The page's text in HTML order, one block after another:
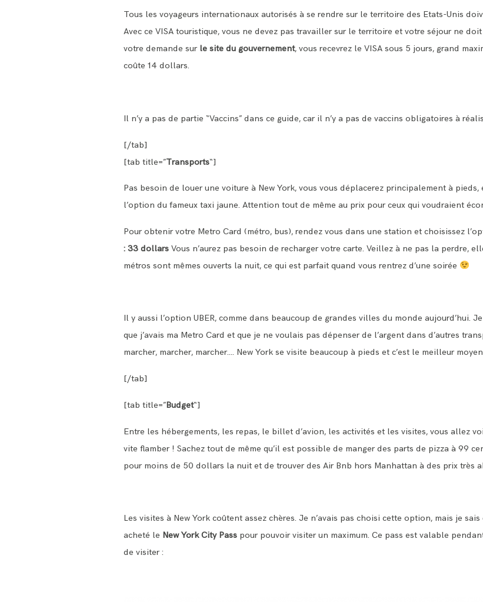
Tous les voyageurs internationaux autorisés à se rendre sur le territoire des Etats-Unis
Avec ce VISA touristique, vous ne devez pas travailler sur le territoire et votre séjour ne
votre demande sur le site du gouvernement, vous recevrez le VISA sous 5 jours, grand
coûte 14 dollars.
Il n’y a pas de partie “Vaccins” dans ce guide, car il n’y a pas de vaccins obligatoires à
[/tab]
[tab title=”Transports“]
Pas besoin de louer une voiture à New York, vous vous déplacerez principalement à
l’option du fameux taxi jaune. Attention tout de même au prix pour ceux qui voudraient
Pour obtenir votre Metro Card (métro, bus), rendez vous dans une station et choisissez
: 33 dollars Vous n’aurez pas besoin de recharger votre carte. Veillez à ne pas la perdre,
métros sont mêmes ouverts la nuit, ce qui est parfait quand vous rentrez d’une soirée
Il y aussi l’option UBER, comme dans beaucoup de grandes villes du monde aujourd’hui.
que j’avais ma Metro Card et que je ne voulais pas dépenser de l’argent dans d’autres
marcher, marcher, marcher…. New York se visite beaucoup à pieds et c’est le meilleur
[/tab]
[tab title=”Budget“]
Entre les hébergements, les repas, le billet d’avion, les activités et les visites, vous allez
vite flamber ! Sachez tout de même qu’il est possible de manger des parts de pizza à 99
pour moins de 50 dollars la nuit et de trouver des Air Bnb hors Manhattan à des prix très
Les visites à New York coûtent assez chères. Je n’avais pas choisi cette option, mais je
acheté le New York City Passpour pouvoir visiter un maximum. Ce pass est valable
de visiter :